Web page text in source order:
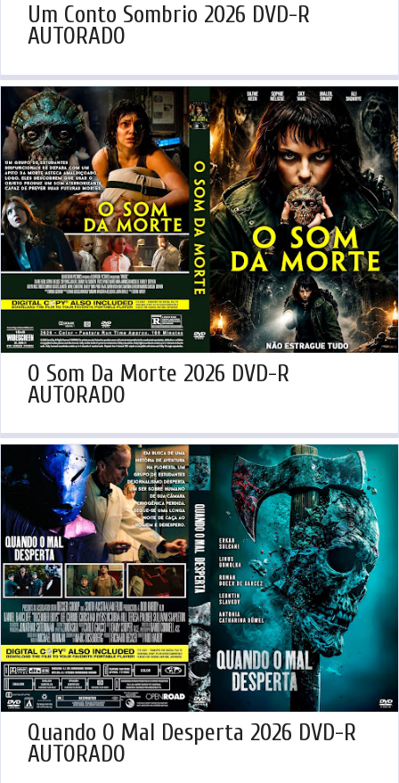
Um Conto Sombrio 2026 DVD-R
AUTORADO
O Som Da Morte 2026 DVD-R
AUTORADO
Quando O Mal Desperta 2026 DVD-R
AUTORADO